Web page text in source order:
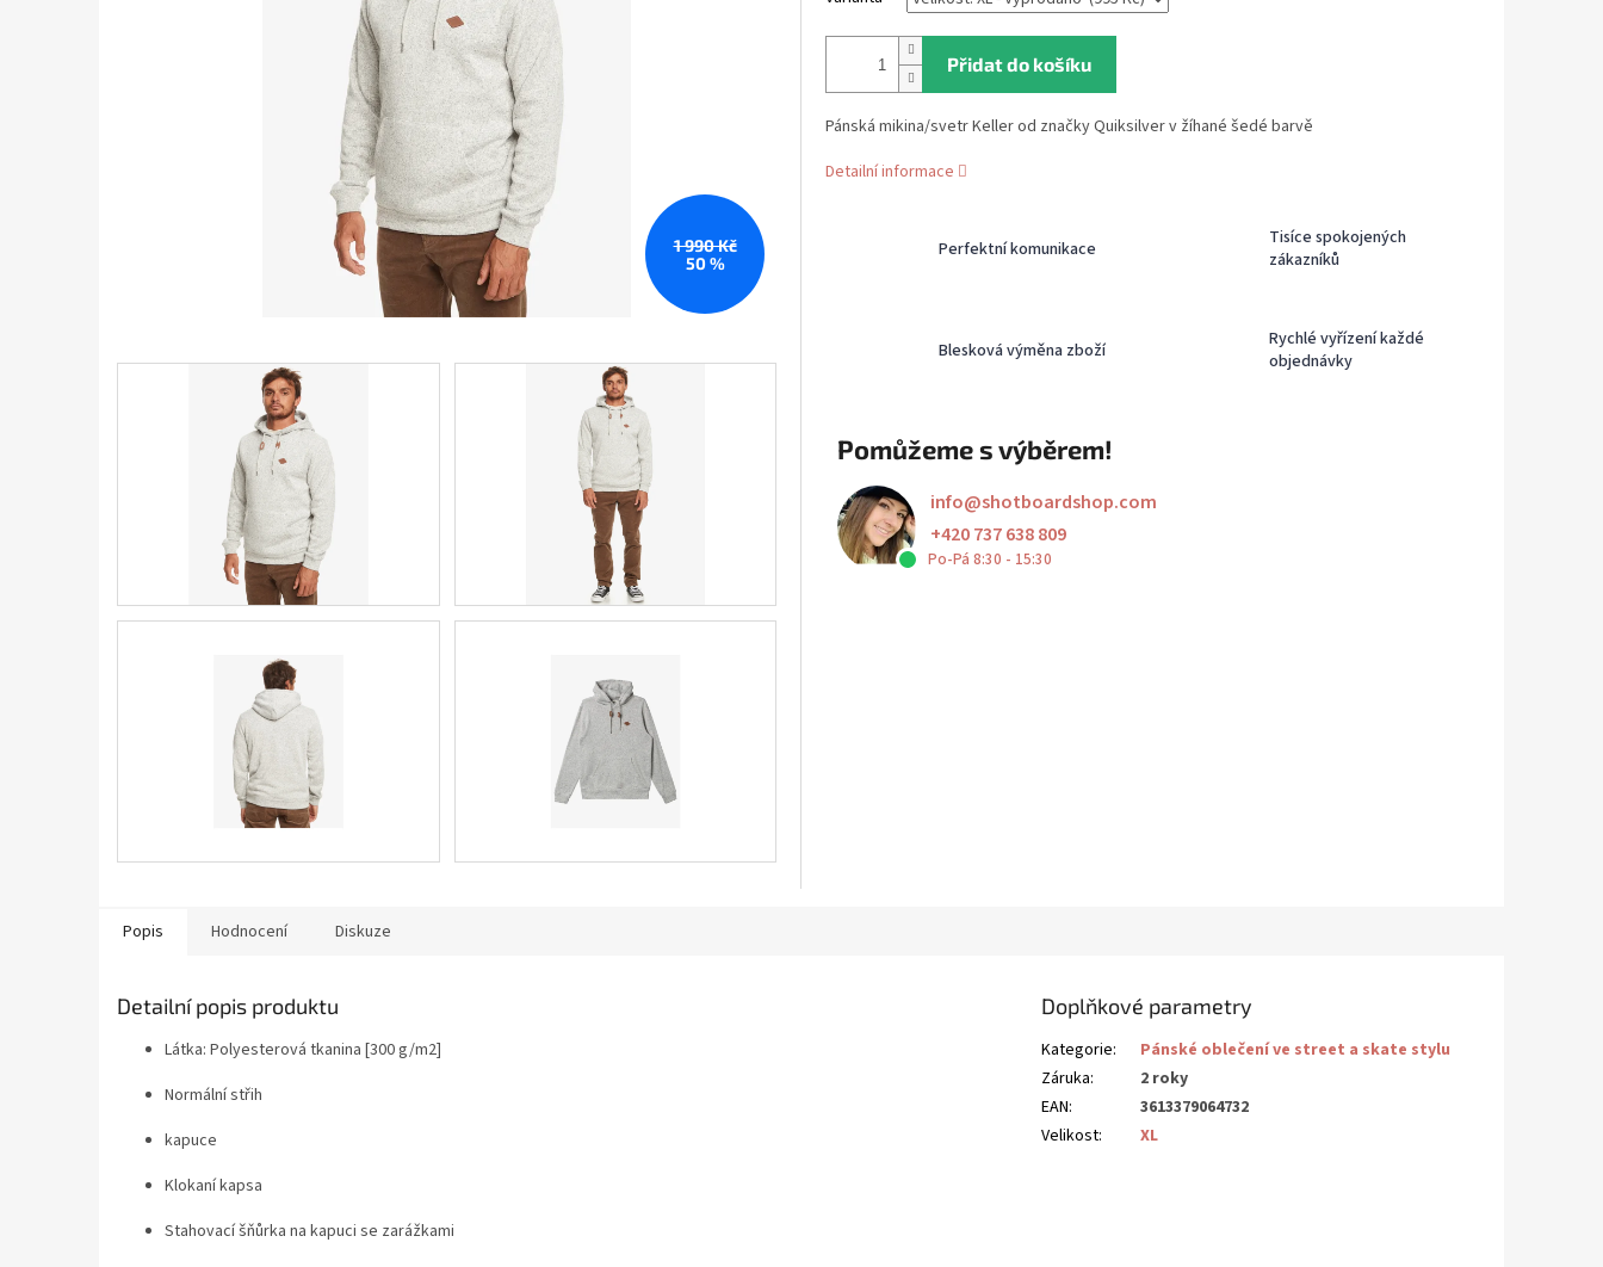
1 990 Kč
50 %
Přidat do košíku
Pánská mikina/svetr Keller od značky Quiksilver v žíhané šedé barvě
Detailní informace
Perfektní komunikace
Tisíce spokojených
zákazníků
Blesková výměna zboží
Rychlé vyřízení každé
objednávky
Pomůžeme s výběrem!
info@shotboardshop.com
+420 737 638 809
Po-Pá 8:30 - 15:30
Popis Hodnocení Diskuze
Detailní popis produktu
Látka: Polyesterová tkanina [300 g/m2]
Normální střih
kapuce
Klokaní kapsa
Stahovací šňůrka na kapuci se zarážkami
Doplňkové parametry
Kategorie:
Pánské oblečení ve street a skate stylu
Záruka:
2 roky
EAN:
3613379064732
Velikost: XL